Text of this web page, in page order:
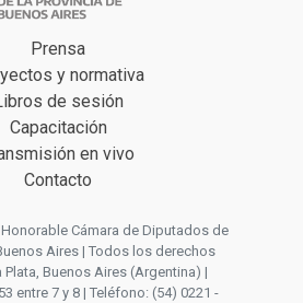
Prensa
y normativa
de sesión
Capacitación
en vivo
Contacto
Cámara de Diputados de
Aires | Todos los derechos
Plata, Buenos Aires (Argentina) |
entre 7 y 8 | Teléfono: (54) 0221 -